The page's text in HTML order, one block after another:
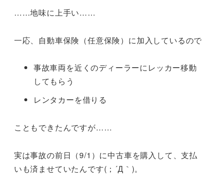
……地味に上手い……
一応、自動車保険（任意保険）に加入しているので
事故車両を近くのディーラーにレッカー移動
してもらう
レンタカーを借りる
こともできたんですが……
実は事故の前日（9/1）に中古車を購入して、支払
いも済ませていたんです(；´Д｀)。